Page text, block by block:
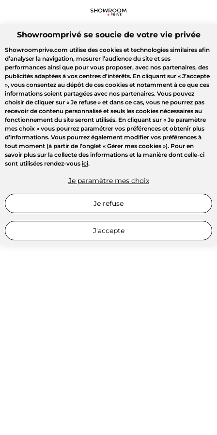
Showroomprivé se soucie de votre vie privée
Showroomprive.com utilise des cookies et technologies similaires afin
d’analyser la navigation, mesurer l’audience du site et ses
performances ainsi que pour vous proposer, avec nos partenaires, des
publicités adaptées à vos centres d’intérêts. En cliquant sur « J’accepte
», vous consentez au dépôt de ces cookies et notamment à ce que ces
informations soient partagées avec nos partenaires. Vous pouvez
choisir de cliquer sur « Je refuse » et dans ce cas, vous ne pourrez pas
recevoir de contenu personnalisé et seuls les cookies nécessaires au
fonctionnement du site seront utilisés. En cliquant sur « Je paramètre
mes choix » vous pourrez paramétrer vos préférences et obtenir plus
d’informations. Vous pourrez également modifier vos préférences à
tout moment (à partir de l’onglet « Gérer mes cookies »). Pour en
savoir plus sur la collecte des informations et la manière dont celle-ci
sont utilisées rendez-vous ici.
Je paramètre mes choix
Je refuse
J'accepte